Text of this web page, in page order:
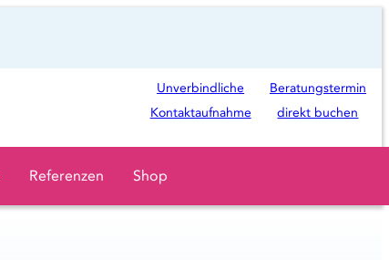
Referenzen Shop
Unverbindliche
Kontaktaufnahme
Beratungstermin
direkt buchen
Ö
t